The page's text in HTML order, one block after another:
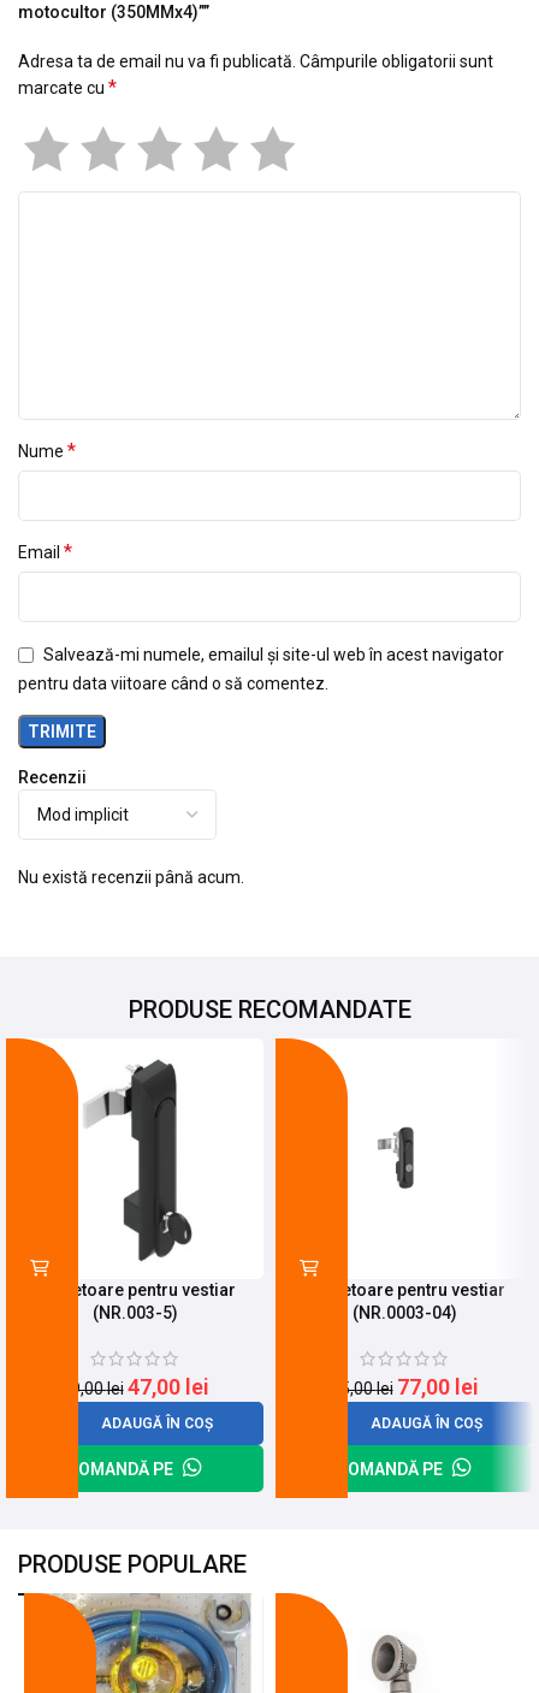
Recenzii
Nu există recenzii până acum.
motocultor (350MMx4)””
Adresa ta de email nu va fi publicată. Câmpurile obligatorii sunt
marcate cu *
Nume *
Email *
Salvează-mi numele, emailul și site-ul web în acest navigator
pentru data viitoare când o să comentez.
PRODUSE RECOMANDATE
Incuietoare pentru vestiar
(NR.003-5)
59,00lei 47,00 lei
ADAUGĂ ÎN COȘ
COMANDĂ PE
Incuietoare pentru vestiar
(NR.0003-04)
85,00lei 77,00 lei
ADAUGĂ ÎN COȘ
COMANDĂ PE
PRODUSE POPULARE